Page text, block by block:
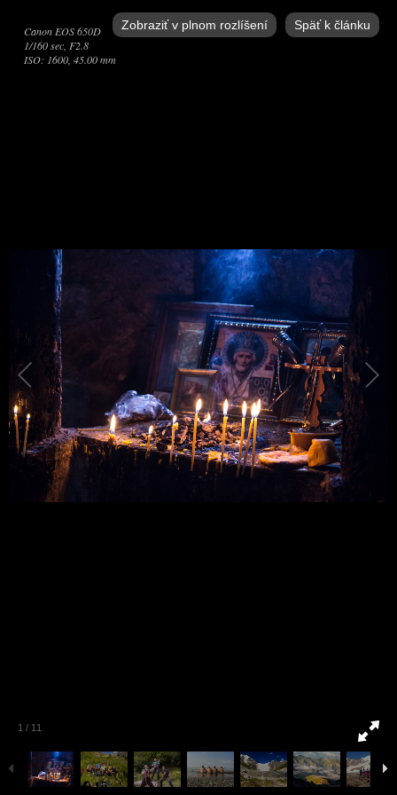
1 / 11
Zobraziť v plnom rozlíšení Späť k článku
Canon EOS 650D
1/160 sec, F2.8
ISO: 1600, 45.00 mm